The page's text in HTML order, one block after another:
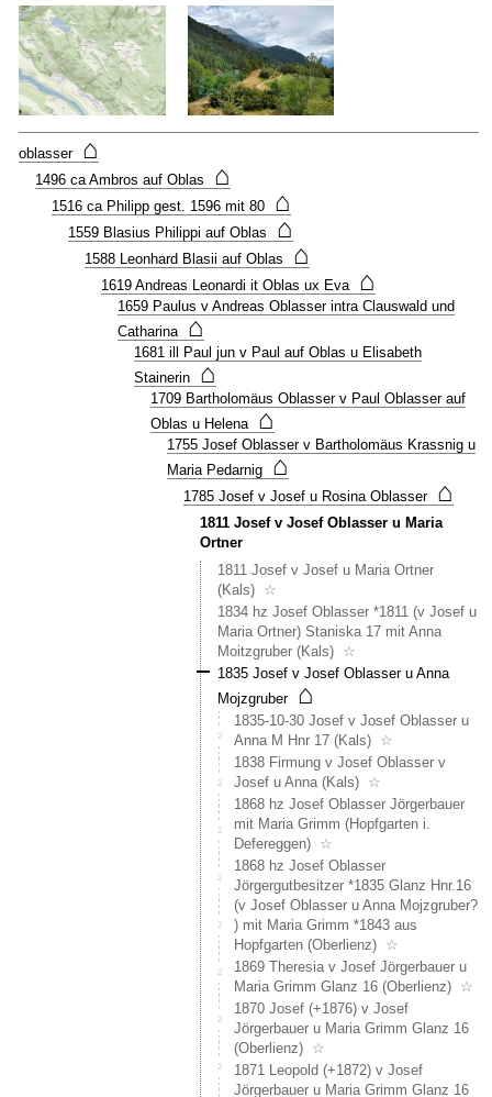
rechts
(1805
Inner
u
Hnr
16
aus
70er
dem
See
zu
sehen,
das
oblasser ⌂
1496 ca Ambros auf Oblas ⌂
1516 ca Philipp gest. 1596 mit 80 ⌂
1559 Blasius Philippi auf Oblas ⌂
1588 Leonhard Blasii auf Oblas ⌂
1619 Andreas Leonardi it Oblas ux Eva ⌂
1659 Paulus v Andreas Oblasser intra Clauswald und
Catharina ⌂
1681 ill Paul jun v Paul auf Oblas u Elisabeth
Stainerin
⌂
1709 Bartholomäus Oblasser v Paul Oblasser auf
Oblas u Helena ⌂
1755 Josef Oblasser v Bartholomäus Krassnig u
Maria Pedarnig
⌂
1785 Josef v Josef u Rosina Oblasser ⌂
1811 Josef v Josef Oblasser u Maria
Ortner
1811 Josef v Josef u Maria Ortner
(Kals)
☆
1834 hz Josef Oblasser *1811 (v Josef u
Maria Ortner) Staniska 17 mit Anna
Moitzgruber (Kals)
☆
1835 Josef v Josef Oblasser u Anna
Mojzgruber
⌂
1835-10-30 Josef v Josef Oblasser u
Anna M Hnr 17 (Kals)
☆
1838 Firmung v Josef Oblasser v
Josef u Anna (Kals)
☆
1868 hz Josef Oblasser Jörgerbauer
mit Maria Grimm (Hopfgarten i.
Defereggen)
☆
1868 hz Josef Oblasser
Jörgergutbesitzer *1835 Glanz Hnr.16
(v Josef Oblasser u Anna Mojzgruber?
) mit Maria Grimm *1843 aus
Hopfgarten (Oberlienz)
☆
1869 Theresia v Josef Jörgerbauer u
Maria Grimm Glanz 16 (Oberlienz)
☆
1870 Josef (+1876) v Josef
Jörgerbauer u Maria Grimm Glanz 16
(Oberlienz)
☆
1871 Leopold (+1872) v Josef
Jörgerbauer u Maria Grimm Glanz 16